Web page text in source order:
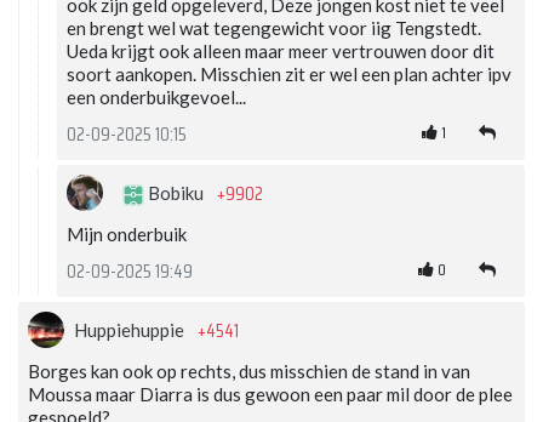
ook zijn geld opgeleverd, Deze jongen kost niet te veel
en brengt wel wat tegengewicht voor iig Tengstedt.
Ueda krijgt ook alleen maar meer vertrouwen door dit
soort aankopen. Misschien zit er wel een plan achter ipv
een onderbuikgevoel...
02-09-2025 10:15 1
Bobiku +9902
Mijn onderbuik
02-09-2025 19:49 0
Huppiehuppie +4541
Borges kan ook op rechts, dus misschien de stand in van
Moussa maar Diarra is dus gewoon een paar mil door de plee
gespoeld?